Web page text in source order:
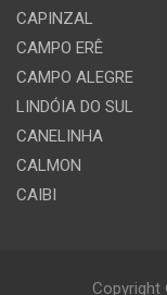
CAPINZAL
CAMPO ERÊ
CAMPO ALEGRE
LINDÓIA DO SUL
CANELINHA
CALMON
CAIBI
Copyright